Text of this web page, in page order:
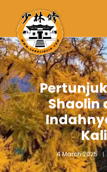
Shaolin
4 March 2025